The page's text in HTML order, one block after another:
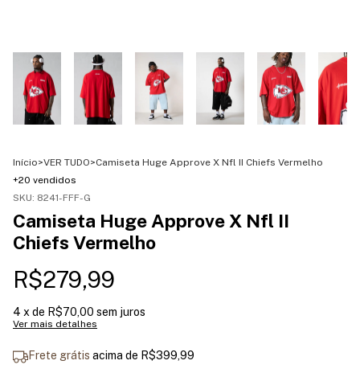
Início>VER TUDO>Camiseta Huge Approve X Nfl II Chiefs Vermelho
+20 vendidos
SKU: 8241-FFF-G
Camiseta Huge Approve X Nfl II
Chiefs Vermelho
R$279,99
4 x de R$70,00 sem juros
Ver mais detalhes
Frete grátis acima de R$399,99